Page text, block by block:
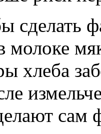
сделать
молоке
хлеба
сам